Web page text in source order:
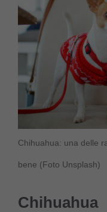
Chihuahua: una delle
bene (Foto Unsplash)
Chihuahua